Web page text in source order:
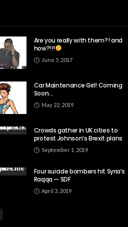
Are you really with them?! and
how?!!!
June 5, 2017
Car Maintenance Girl! Coming
Soon…
May 22, 2019
Crowds gather in UK cities to
protest Johnson’s Brexit plans
September 1, 2019
Four suicide bombers hit Syria’s
Raqqa — SDF
April 3, 2019